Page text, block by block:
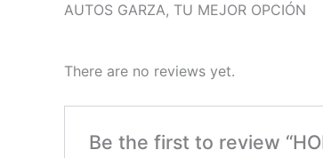
AUTOS GARZA, TU MEJOR OPCIÓN
There are no reviews yet.
Be the first to review